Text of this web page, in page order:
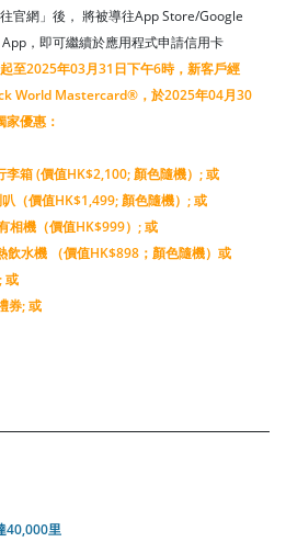
官網」後， 將被導往App Store/Google
，即可繼續於應用程式申請信用卡
至2025年03月31日下午6時，新客戶經
World Mastercard®，於2025年04月30
優惠：
李箱 (價值HK$2,100; 顏色隨機）;或
（價值HK$1,499; 顏色隨機）;或
相機（價值HK$999）;或
水機 （價值HK$898；顏色隨機） 或
或
券; 或
40,000里